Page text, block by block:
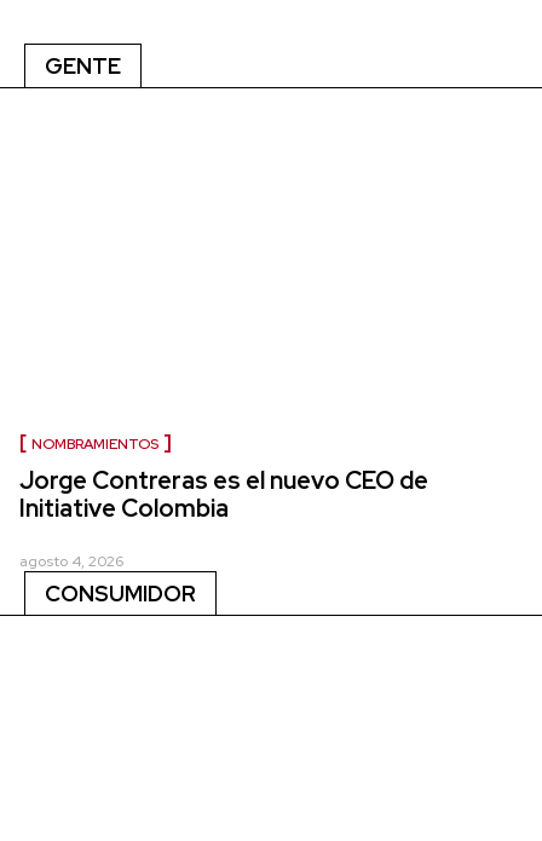
GENTE
NOMBRAMIENTOS
Jorge Contreras es el nuevo CEO de
Initiative Colombia
agosto 4, 2026
CONSUMIDOR